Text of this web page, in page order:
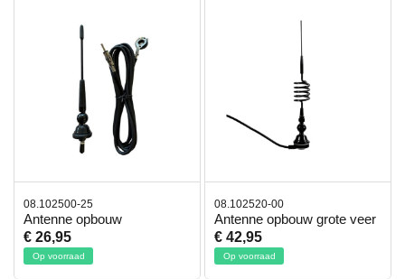
08.102500-25
Antenne opbouw
€ 26,95
Op voorraad
08.102520-00
Antenne opbouw grote veer
€ 42,95
Op voorraad